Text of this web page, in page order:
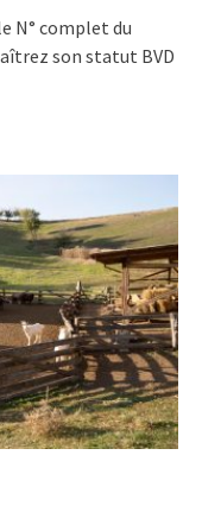
N° complet du
son statut BVD